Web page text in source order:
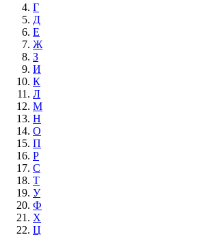
Г
Д
Е
Ж
З
И
К
Л
М
Н
О
П
Р
С
Т
У
Ф
Х
Ц